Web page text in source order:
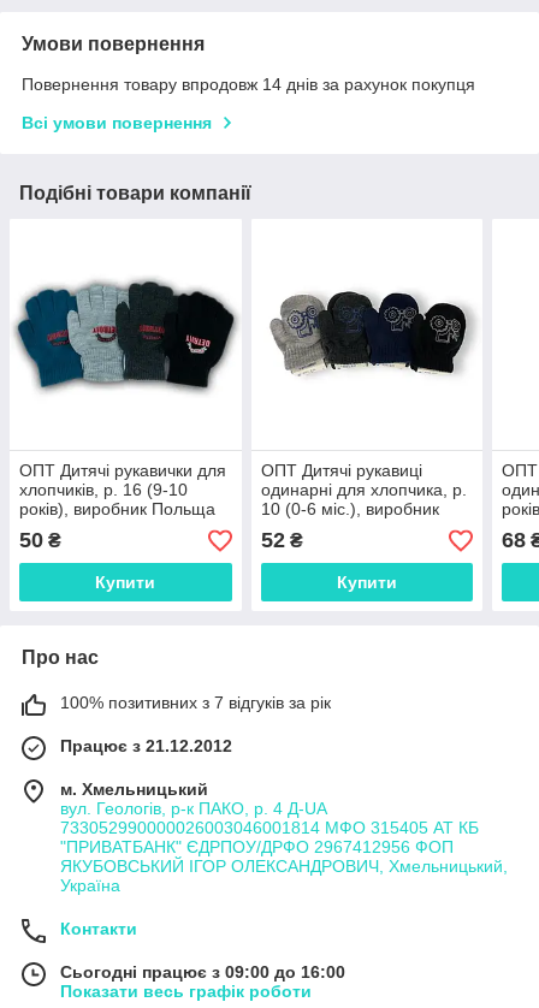
Умови повернення
Повернення товару впродовж 14 днів за рахунок покупця
Всі умови повернення
Подібні товари компанії
ОПТ Дитячі рукавички для
хлопчиків, р. 16 (9-10
років), виробник Польща
(12шт/набір)
50 ₴
Купити
ОПТ Дитячі рукавиці
одинарні для хлопчика, р.
10 (0-6 міс.), виробник
Польща (12 шт./набір)
52₴
Купити
ОПТ
(12
68
Про нас
100% позитивних з 7 відгуків за рік
Працює з 21.12.2012
м. Хмельницький
вул. Геологів, р-к ПАКО, р. 4 Д-UA
733052990000026003046001814 МФО 315405 АТ КБ
"ПРИВАТБАНК" ЄДРПОУ/ДРФО 2967412956 ФОП
ЯКУБОВСЬКИЙ ІГОР ОЛЕКСАНДРОВИЧ, Хмельницький,
Україна
Контакти
Сьогодні працює з 09:00 до 16:00
Показати весь графік роботи